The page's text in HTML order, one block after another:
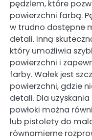
pędzlem, które
powierzchni farbą.
w trudno dostępne
detali. Inną
który umożliwia
powierzchni i
farby. Wałek jest
powierzchni, gdzie
detali. Dla
powłoki można
lub pistolety do
równomierne